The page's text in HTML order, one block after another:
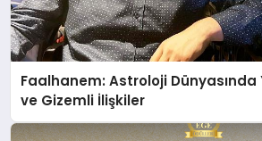
Faalhanem: Astroloji Dünyasında
ve Gizemli İlişkiler